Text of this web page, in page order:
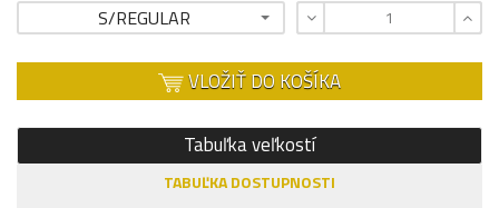
S/REGULAR
VLOŽIŤ DO KOŠÍKA
Tabuľka veľkostí
TABUĽKA DOSTUPNOSTI